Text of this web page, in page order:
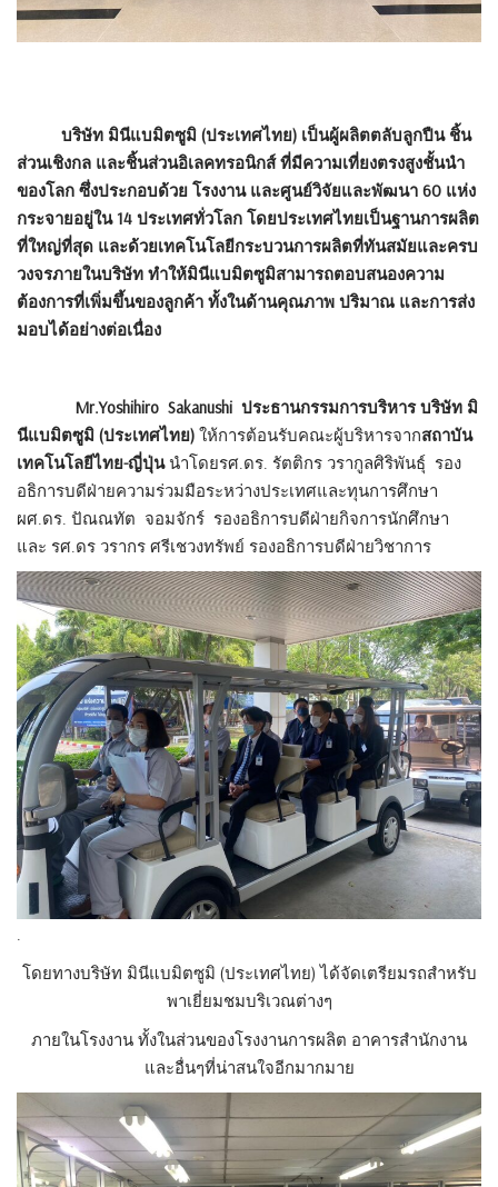
บริษัท มินีแบมิตซูมิ (ประเทศไทย) เป็นผู้ผลิตตลับลูกปืน ชิ้น
ส่วนเชิงกล และชิ้นส่วนอิเลคทรอนิกส์ ที่มีความเที่ยงตรงสูงชั้นนำ
ของโลก ซึ่งประกอบด้วย โรงงาน และศูนย์วิจัยและพัฒนา 60 แห่ง
กระจายอยู่ใน 14 ประเทศทั่วโลก โดยประเทศไทยเป็นฐานการผลิต
ที่ใหญ่ที่สุด และด้วยเทคโนโลยีกระบวนการผลิตที่ทันสมัยและครบ
วงจรภายในบริษัท ทำให้มินีแบมิตซูมิสามารถตอบสนองความ
ต้องการที่เพิ่มขึ้นของลูกค้า ทั้งในด้านคุณภาพ ปริมาณ และการส่ง
มอบได้อย่างต่อเนื่อง
Mr.Yoshihiro Sakanushi ประธานกรรมการบริหาร บริษัท มิ
นีแบมิตซูมิ (ประเทศไทย) ให้การต้อนรับคณะผู้บริหารจากสถาบัน
เทคโนโลยีไทย-ญี่ปุ่นนำโดยรศ.ดร. รัตติกร วรากูลศิริพันธุ์ รอง
อธิการบดีฝ่ายความร่วมมือระหว่างประเทศและทุนการศึกษา
ผศ.ดร. ปัณณทัต จอมจักร์ รองอธิการบดีฝ่ายกิจการนักศึกษา
และ รศ.ดร วรากร ศรีเชวงทรัพย์ รองอธิการบดีฝ่ายวิชาการ
.
โดยทางบริษัท มินีแบมิตซูมิ (ประเทศไทย) ได้จัดเตรียมรถสำหรับ
พาเยี่ยมชมบริเวณต่างๆ
ภายในโรงงาน ทั้งในส่วนของโรงงานการผลิต อาคารสำนักงาน
และอื่นๆที่น่าสนใจอีกมากมาย